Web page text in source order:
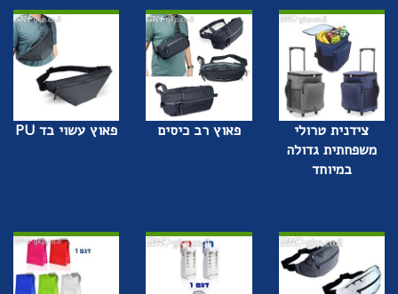
צידנית טרולי
משפחתית גדולה
במיוחד
פאוץ רב כיסים פאוץ עשוי בד PU